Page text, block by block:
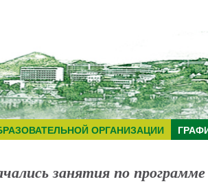
ОРГАНИЗАЦИИ
занятия по